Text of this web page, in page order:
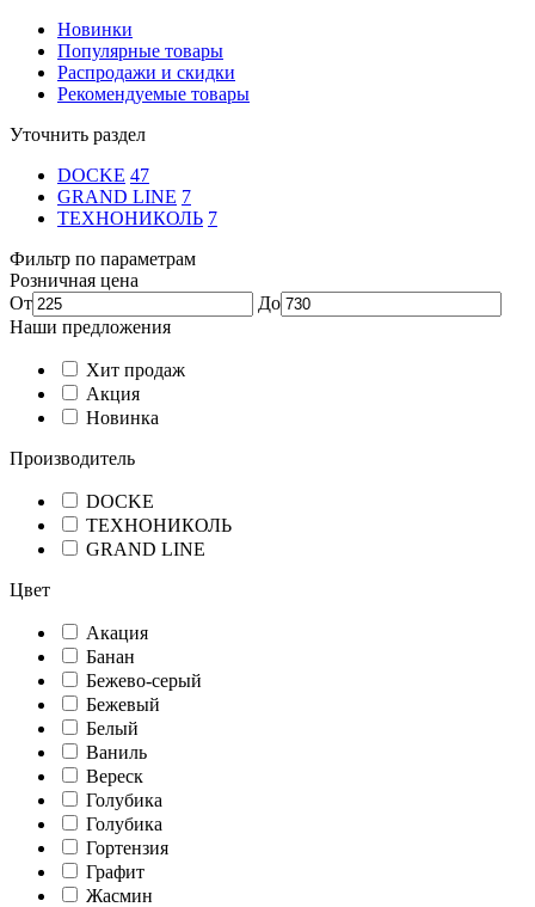
Новинки
Популярные товары
Распродажи и скидки
Рекомендуемые товары
Уточнить раздел
DOCKE 47
GRAND LINE 7
ТЕХНОНИКОЛЬ 7
Фильтр по параметрам
Розничная цена
От
До
Наши предложения
Хит продаж
Акция
Новинка
Производитель
DOCKE
ТЕХНОНИКОЛЬ
GRAND LINE
Цвет
Акация
Банан
Бежево-серый
Бежевый
Белый
Ваниль
Вереск
Голубика
Голубика
Гортензия
Графит
Жасмин